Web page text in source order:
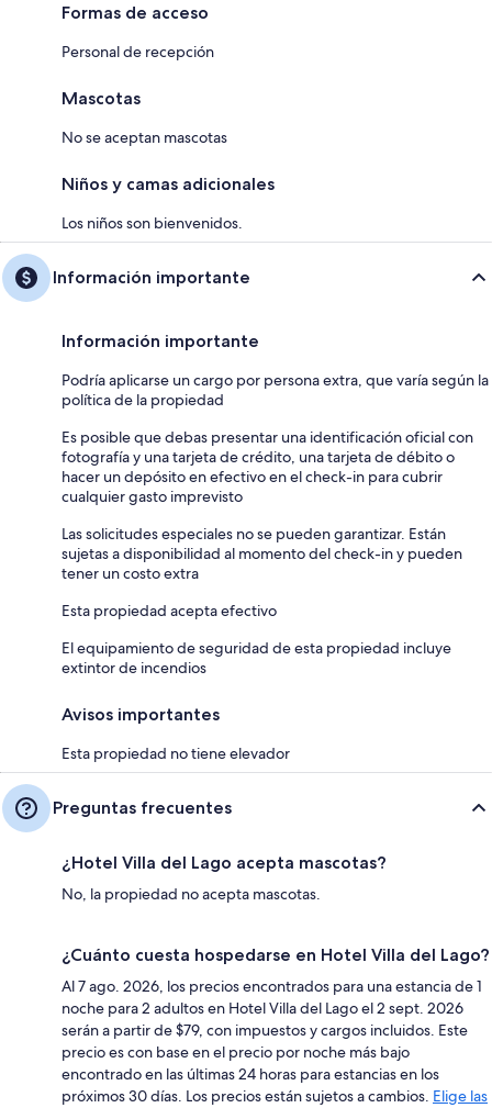
Formas de acceso
Personal de recepción
Mascotas
No se aceptan mascotas
Niños y camas adicionales
Los niños son bienvenidos.
Información importante
Información importante
Podría aplicarse un cargo por persona extra, que varía según la
política de la propiedad
Es posible que debas presentar una identificación oficial con
fotografía y una tarjeta de crédito, una tarjeta de débito o
hacer un depósito en efectivo en el check-in para cubrir
cualquier gasto imprevisto
Las solicitudes especiales no se pueden garantizar. Están
sujetas a disponibilidad al momento del check-in y pueden
tener un costo extra
Esta propiedad acepta efectivo
El equipamiento de seguridad de esta propiedad incluye
extintor de incendios
Avisos importantes
Esta propiedad no tiene elevador
Preguntas frecuentes
¿Hotel Villa del Lago acepta mascotas?
No, la propiedad no acepta mascotas.
¿Cuánto cuesta hospedarse en Hotel Villa del Lago?
Al 7 ago. 2026, los precios encontrados para una estancia de 1
noche para 2 adultos en Hotel Villa del Lago el 2 sept. 2026
serán a partir de $79, con impuestos y cargos incluidos. Este
precio es con base en el precio por noche más bajo
encontrado en las últimas 24 horas para estancias en los
próximos 30 días. Los precios están sujetos a cambios. Elige las